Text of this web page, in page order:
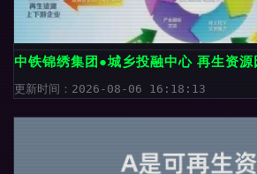
中铁锦绣集团●城乡投融中心 再生资
更新时间：2026-08-06 16:18:13